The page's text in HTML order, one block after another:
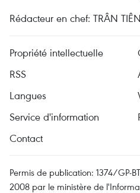
Rédacteur en chef: TRÂN
Propriété intellectuelle
RSS
Langues
Service d'information
Contact
Permis de publication: 1374/GP-
2008 par le ministère de